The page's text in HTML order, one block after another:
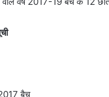
2017 बैच